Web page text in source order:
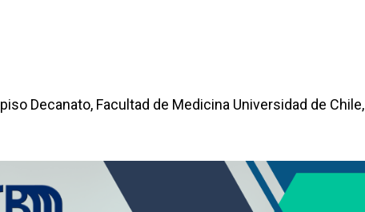
Decanato, Facultad de Medicina Universidad de Chile,